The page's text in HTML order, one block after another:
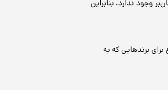
وجود ندارد، بنابراین
برندهایی که به